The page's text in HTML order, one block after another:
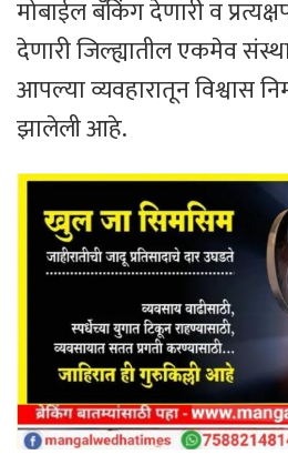
मोबाईल बँकिंग देणारी व
देणारी जिल्ह्यातील एकमेव
आपल्या व्यवहारातून विश्वास
झालेली आहे.